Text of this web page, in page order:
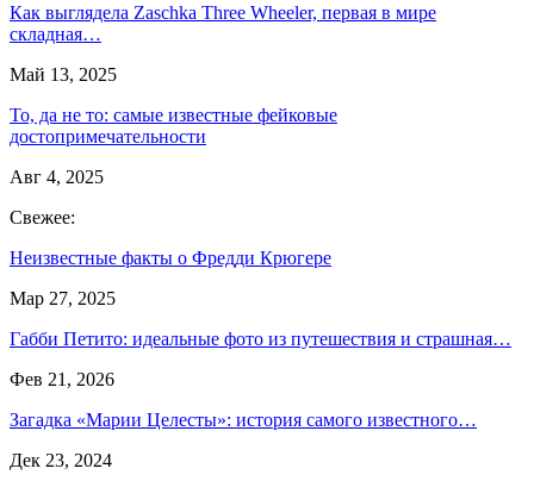
Как выглядела Zaschka Three Wheeler, первая в мире
складная…
Май 13, 2025
То, да не то: самые известные фейковые
достопримечательности
Авг 4, 2025
Свежее:
Неизвестные факты о Фредди Крюгере
Мар 27, 2025
Габби Петито: идеальные фото из путешествия и страшная…
Фев 21, 2026
Загадка «Марии Целесты»: история самого известного…
Дек 23, 2024